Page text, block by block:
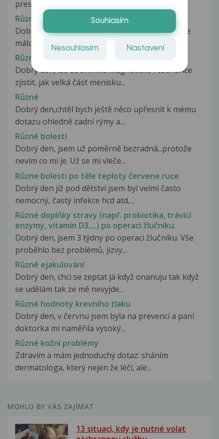
preskakovat? Ja to spozorovala az...
Různé
Dobrý den, celý život mě trápilo, že jsem nahoře
málo vyvinutá. Po posilování...
Různé
Dobrý den, lze ze snímku magnetické rezonance
zjistit, jak velká část menisku...
Různé
Dobrý den,chtěl bych ještě něco upřesnit k mému
dotazu ohledně zadní rýmy a...
Různé bolesti
Dobrý den, jsem už poměrně bezradná...protože
nevím co mi je. Už se mi vleče...
Různe bolesti po těle teploty červene ruce
Dobrý den již pod dětství jsem byl velmi často
nemocný, častý infekce hcd atd,...
Různé doplňky stravy (např. probiotika, trávící
enzymy, vitamín D3,...) po operaci žlučníku.
Dobrý den, jsem 3 týdny po operaci žlučníku. Vše
proběhlo bez problémů, jizvy...
Různé ejakulování
Dobrý den, chci se zeptat já když onanuju tak když
se udělám tak ze mě nevyjde...
Různé hodnoty krevního tlaku
Dobrý den, v červnu jsem byla na prevenci a paní
doktorka mi naměřila vysoký...
Různé kožní problémy
Zdravím a mám jednoduchý dotaz: sháním
dermatologa, který nejen že léčí, ale...
MOHLO BY VÁS ZAJÍMAT
13 situací, kdy je nutné volat
Souhlasím
Nesouhlasím Nastavení